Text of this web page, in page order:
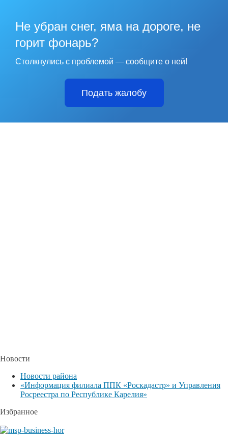
Не убран снег, яма на дороге, не
горит фонарь?
Столкнулись с проблемой — сообщите о ней!
Подать жалобу
Новости
Новости района
«Информация филиала ППК «Роскадастр» и Управления
Росреестра по Республике Карелия»
Избранное